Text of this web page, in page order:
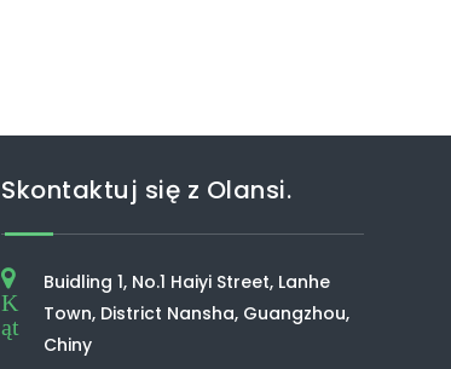
Skontaktuj się z Olansi.
K
ąt
Buidling 1, No.1 Haiyi Street, Lanhe
Town, District Nansha, Guangzhou,
Chiny